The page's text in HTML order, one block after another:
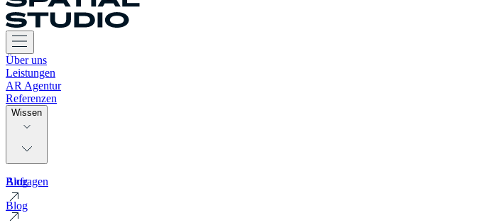
Über uns
Leistungen
AR Agentur
Referenzen
Wissen
Blog
Blog
Anfragen